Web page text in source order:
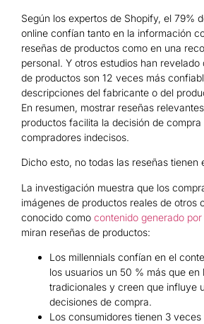
Según los expertos de Shopify, el 79%
online confían tanto en la información
reseñas de productos como en una
personal. Y otros estudios han revelado
de productos son 12 veces más
descripciones del fabricante o del
En resumen, mostrar reseñas
productos facilita la decisión de compra
compradores indecisos.
Dicho esto, no todas las reseñas tienen
La investigación muestra que los
imágenes de productos reales de otros
conocido como contenido generado
miran reseñas de productos:
Los millennials confían en el
los usuarios un 50 % más que en
tradicionales y creen que influye
decisiones de compra.
Los consumidores tienen 3